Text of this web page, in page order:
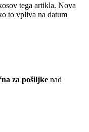
tega artikla. Nova
to vpliva na datum
za pošiljke nad